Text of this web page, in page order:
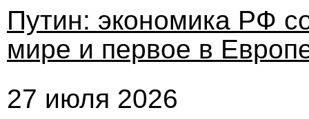
Путин: экономика РФ
мире и первое в
27 июля 2026